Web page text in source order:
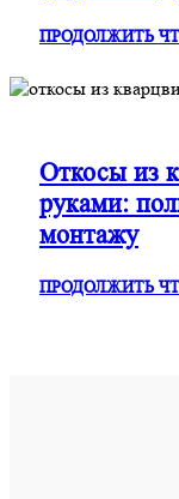
ПРОДОЛЖИТЬ
Откосы из
руками:
монтажу
ПРОДОЛЖИТЬ